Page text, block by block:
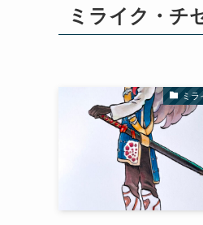
ミライク・チ
ミラ